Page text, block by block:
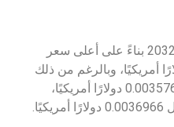
سيتحدد سعر عملة dent لعام 2032 بناءً على أعلى سعر
وهو 0.0040007 دولارًا أمريكيًا، وبالرغم من ذلك
يمكن أن ينخفض السعر إلى 0.0035766 دولارًا أمريكيًا،